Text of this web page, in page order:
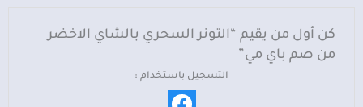
كن أول من يقيم “التونر السحري بالشاي الاخضر
من صم باي مي”
التسجيل باستخدام :